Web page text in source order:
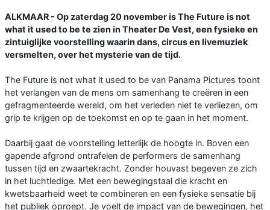
ALKMAAR - Op zaterdag 20 november is The Future is not
what it used to be te zien in Theater De Vest, een fysieke en
zintuiglijke voorstelling waarin dans, circus en livemuziek
versmelten, over het mysterie van de tijd.
The Future is not what it used to be van Panama Pictures toont
het verlangen van de mens om samenhang te creëren in een
gefragmenteerde wereld, om het verleden niet te verliezen, om
grip te krijgen op de toekomst en op te gaan in het moment.
Daarbij gaat de voorstelling letterlijk de hoogte in. Boven een
gapende afgrond ontrafelen de performers de samenhang
tussen tijd en zwaartekracht. Zonder houvast begeven ze zich
in het luchtledige. Met een bewegingstaal die kracht en
kwetsbaarheid weet te combineren en een fysieke sensatie bij
het publiek oproept. Je voelt de impact van de bewegingen, het